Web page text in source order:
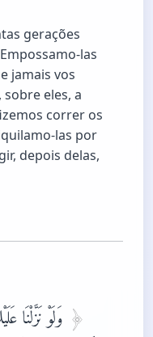
gerações
las
jamais vos
eles, a
correr os
las por
depois delas,
وَلَوْ نَزَّلْنَا